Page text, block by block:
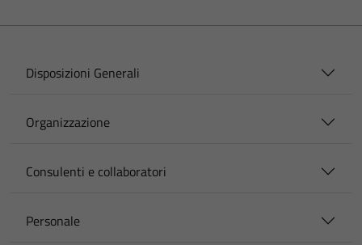
Disposizioni Generali
Organizzazione
Consulenti e collaboratori
Personale